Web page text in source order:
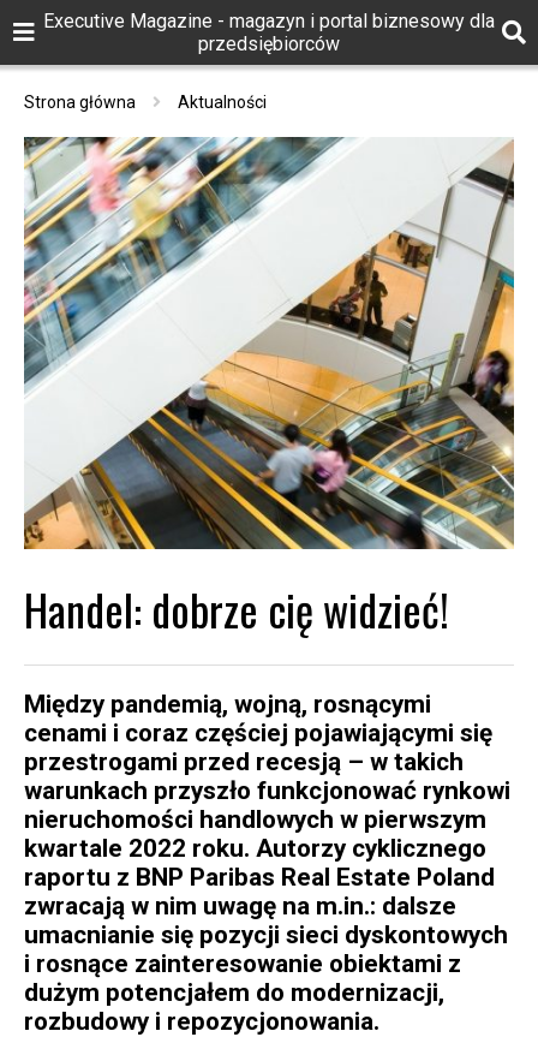
Executive Magazine - magazyn i portal biznesowy dla
przedsiębiorców
Strona główna Aktualności
Handel: dobrze cię widzieć!
Między pandemią, wojną, rosnącymi
cenami i coraz częściej pojawiającymi się
przestrogami przed recesją – w takich
warunkach przyszło funkcjonować rynkowi
nieruchomości handlowych w pierwszym
kwartale 2022 roku. Autorzy cyklicznego
raportu z BNP Paribas Real Estate Poland
zwracają w nim uwagę na m.in.: dalsze
umacnianie się pozycji sieci dyskontowych
i rosnące zainteresowanie obiektami z
dużym potencjałem do modernizacji,
rozbudowy i repozycjonowania.